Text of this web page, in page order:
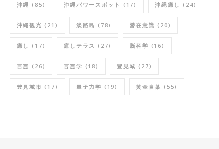
沖縄 (85) 沖縄パワースポット (17) 沖縄癒し (24)
沖縄観光 (21) 淡路島 (78) 潜在意識 (20)
癒し (17) 癒しテラス (27) 脳科学 (16)
言霊 (26) 言霊学 (18) 豊見城 (27)
豊見城市 (17) 量子力学 (19) 黄金言葉 (55)